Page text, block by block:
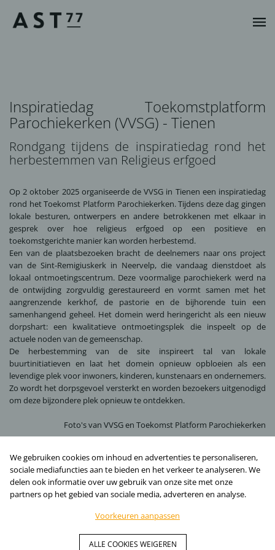
Inspiratiedag Toekomstplatform
Parochiekerken (VVSG) - Tienen
Rondgang tijdens de inspiratiedag rond het
herbestemmen van Religieus erfgoed
Op 2 oktober 2025 organiseerde deVVSG in Tienen een inspiratiedag
rond hetToekomst Platform Parochiekerken. Tijdens deze dag gingen
lokale besturen, ontwerpers en andere betrokkenen met elkaar in
gesprek over hoe religieus erfgoed op een positieve en
toekomstgerichte manier kan worden herbestemd.
Een van de plaatsbezoeken bracht de deelnemers naar ons project
van de Sint-Remigiuskerk in Neervelp, die vandaag dienstdoet als
lokaal ontmoetingscentrum. Deze voormalige parochiekerk werd na
de ontwijding zorgvuldig gerestaureerd en vormt samen met het
aangrenzende kerkhof, de pastorie en de bijhorende tuin een
samenhangend geheel. Het domein werd heringericht als een nieuw
dorpshart: een kwalitatieve ontmoetingsplek die inspeelt op de
actuele noden van de gemeenschap.
De herbestemming van de site inspireert tal van lokale
buurtinitiatieven en laat het domein opnieuw opbloeien als een
levendige plek voor inwoners, kinderen, kunstenaars en ondernemers.
Zo wordt het dorpsgevoel versterkt en worden bezoekers uitgenodigd
om deze bijzondere plek opnieuw te ontdekken.
Foto's van VVSGen Toekomst Platform Parochiekerken
© AST77 | Architecten- en ingenieursbureau | BE 0889.549.188. | Volg
We gebruiken cookies om inhoud en advertenties te personaliseren,
sociale mediafuncties aan te bieden en het verkeer te analyseren. We
delen ook informatie over uw gebruik van onze site met onze
partners op het gebied van sociale media, adverteren en analyse.
Voorkeuren aanpassen
ALLE COOKIES WEIGEREN